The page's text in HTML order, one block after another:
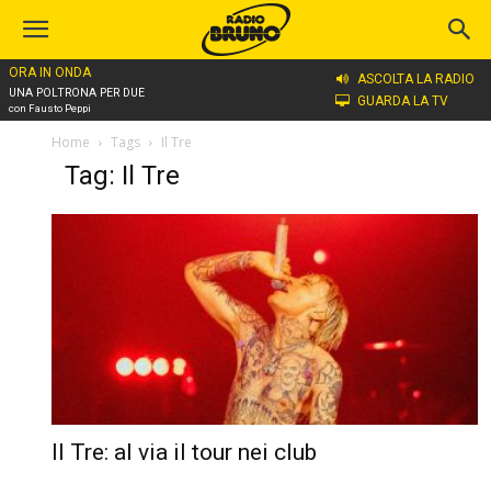
ORA IN ONDA
UNA POLTRONA PER DUE
con Fausto Peppi
ASCOLTA LA RADIO
GUARDA LA TV
Home Tags Il Tre
Tag: Il Tre
Il Tre: al via il tour nei club